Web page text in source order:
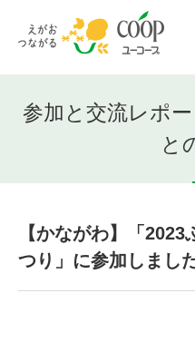
参加と交流レポ
と
【かながわ】「
つり」に参加しま